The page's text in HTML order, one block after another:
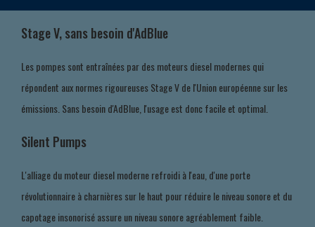
Stage V, sans besoin d'AdBlue
Les pompes sont entraînées par des moteurs diesel modernes qui
répondent aux normes rigoureuses Stage V de l'Union européenne sur les
émissions. Sans besoin d'AdBlue, l'usage est donc facile et optimal.
Silent Pumps
L'alliage du moteur diesel moderne refroidi à l'eau, d'une porte
révolutionnaire à charnières sur le haut pour réduire le niveau sonore et du
capotage insonorisé assure un niveau sonore agréablement faible.